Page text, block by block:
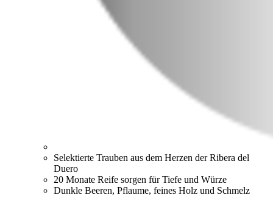
Selektierte Trauben aus dem Herzen der Ribera del
Duero
20 Monate Reife sorgen für Tiefe und Würze
Dunkle Beeren, Pflaume, feines Holz und Schmelz